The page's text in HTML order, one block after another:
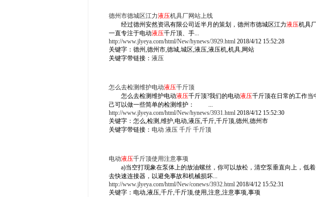
德州市德城区江力液压机具厂网站上线
经过德州安然资讯有限公司近半月的策划，德州市德城区江力液压机具
一直专注于电动液压千斤顶、手...
http://www.jlyeya.com/html/New/hynews/3929.html 2018/4/12 15:52:28
关键字：德州,德州市,德城,城区,液压,液压机,机具,网站
关键字带链接： 液压
怎么去检测维护电动液压千斤顶
怎么去检测维护电动液压千斤顶?我们的电动液压千斤顶在日常的工作当
己可以做一些简单的检测维护： ...
http://www.jlyeya.com/html/New/hynews/3931.html 2018/4/12 15:52:30
关键字：怎么,检测,维护,电动,液压,千斤,千斤顶,德州,德州市
关键字带链接： 电动 液压 千斤 千斤顶
电动液压千斤顶使用注意事项
a)当空打现象在泵体上的放油螺丝，你可以放松，清空泵垂直向上，
去快速连接器，以避免事故和机械损坏...
http://www.jlyeya.com/html/New/conews/3932.html 2018/4/12 15:52:31
关键字：电动,液压,千斤,千斤顶,使用,注意,注意事项,事项